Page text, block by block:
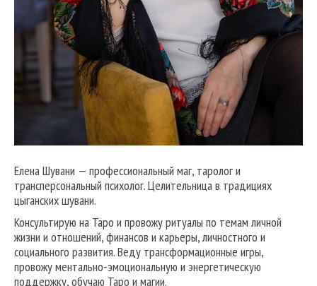
Елена Шувани — профессиональный маг, таролог и
трансперсональный психолог. Целительница в традициях
цыганских шувани.
Консультирую на Таро и провожу ритуалы по темам личной
жизни и отношений, финансов и карьеры, личностного и
социального развития. Веду трансформационные игры,
провожу ментально-эмоциональную и энергетическую
поддержку, обучаю Таро и магии.